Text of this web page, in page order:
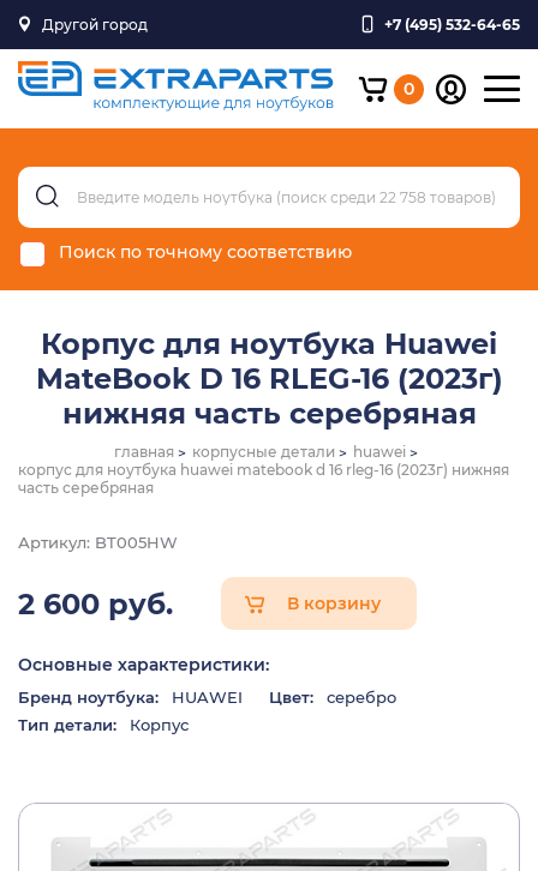
Другой город +7 (495) 532-64-65
0
Поиск по точному соответствию
Корпус для ноутбука Huawei
MateBook D 16 RLEG-16 (2023г)
нижняя часть серебряная
главная корпусные детали
huawei
корпус для ноутбука huawei matebook d 16 rleg-16 (2023г) нижняя
часть серебряная
Артикул: BT005HW
2 600 руб. В корзину
Основные характеристики:
Бренд ноутбука: HUAWEI Цвет:
серебро
Тип детали:
Корпус